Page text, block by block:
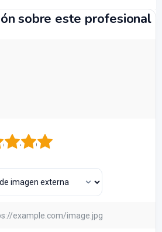
sobre este profesional
5
4